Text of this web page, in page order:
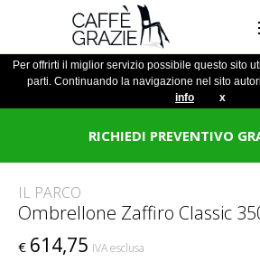
Per offrirti il miglior servizio possibile questo sito
parti. Continuando la navigazione nel sito
info
x
RICHIEDI PREVENTIVO
IL PARCO
Ombrellone Zaffiro Classic
€ 614,75 IVA esclusa